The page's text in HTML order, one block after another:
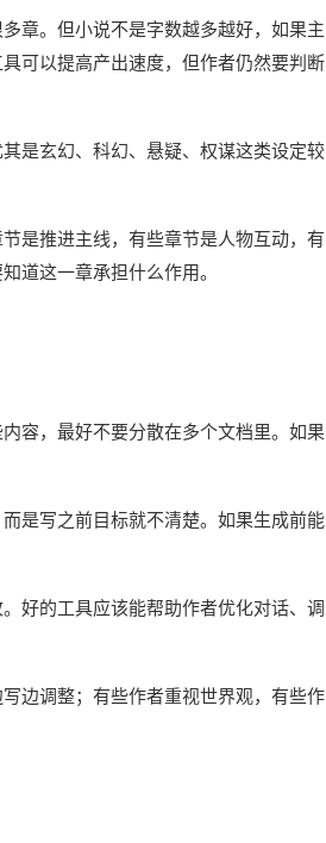
章。但小说不是字数越多越好，如果主
可以提高产出速度，但作者仍然要判断
是玄幻、科幻、悬疑、权谋这类设定较
是推进主线，有些章节是人物互动，有
道这一章承担什么作用。
容，最好不要分散在多个文档里。如果
是写之前目标就不清楚。如果生成前能
好的工具应该能帮助作者优化对话、调
边调整；有些作者重视世界观，有些作